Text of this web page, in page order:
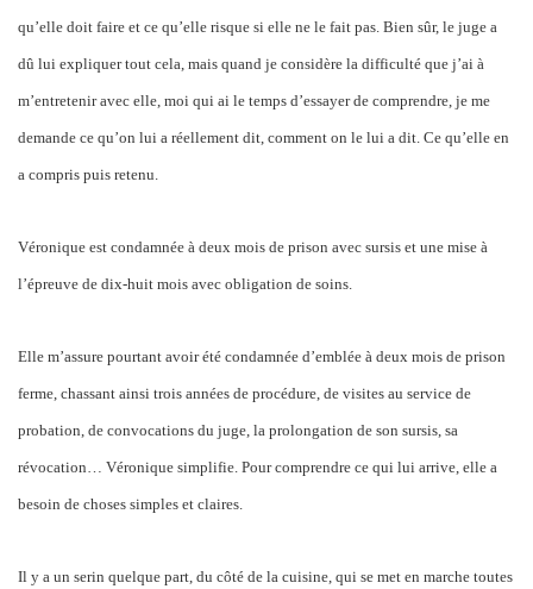
qu’elle doit faire et ce qu’elle risque si elle ne le fait pas. Bien sûr, le juge a
dû lui expliquer tout cela, mais quand je considère la difficulté que j’ai à
m’entretenir avec elle, moi qui ai le temps d’essayer de comprendre, je me
demande ce qu’on lui a réellement dit, comment on le lui a dit. Ce qu’elle en
a compris puis retenu.
Véronique est condamnée à deux mois de prison avec sursis et une mise à
l’épreuve de dix-huit mois avec obligation de soins.
Elle m’assure pourtant avoir été condamnée d’emblée à deux mois de prison
ferme, chassant ainsi trois années de procédure, de visites au service de
probation, de convocations du juge, la prolongation de son sursis, sa
révocation… Véronique simplifie. Pour comprendre ce qui lui arrive, elle a
besoin de choses simples et claires.
Il y a un serin quelque part, du côté de la cuisine, qui se met en marche toutes